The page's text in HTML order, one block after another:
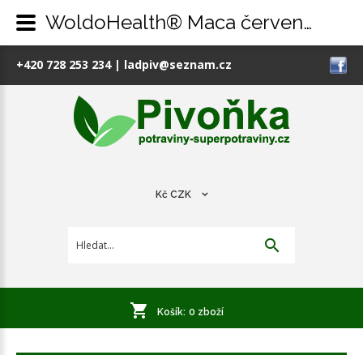
+420 728 253 234| ladpiv@seznam.cz
Kč CZK
Košík: 0 zboží
WoldoHealth® Maca červená prášek, 300g